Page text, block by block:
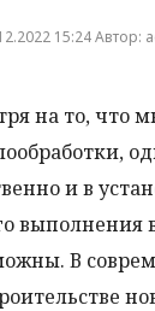
15:24 Автор:
на то, что
и в
выполнения
В